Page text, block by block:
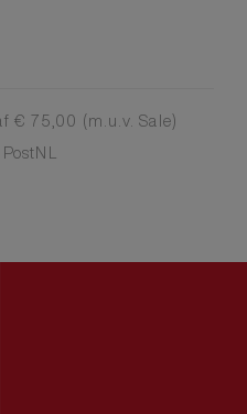
€ 75,00 (m.u.v. Sale)